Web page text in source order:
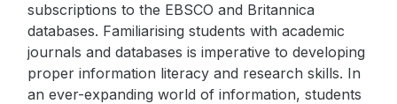
subscriptions to the EBSCO and Britannica
databases. Familiarising students with academic
journals and databases is imperative to developing
proper information literacy and research skills. In
an ever-expanding world of information, students